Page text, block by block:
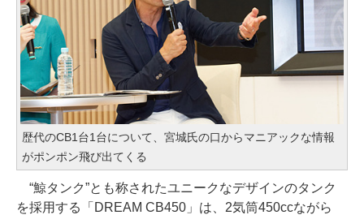
歴代のCB1台1台について、宮城氏の口からマニアックな情報
がポンポン飛び出てくる
“鯨タンク”とも称されたユニークなデザインのタンク
を採用する「DREAM CB450」は、2気筒450ccながら